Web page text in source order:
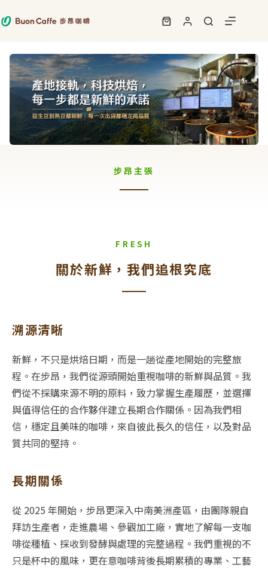
至
購
車
步昂主張
FRESH
關於新鮮，我們追根究底
溯源清晰
新鮮，不只是烘焙日期，而是一趟從產地開始的完整旅
程。在步昂，我們從源頭開始重視咖啡的新鮮與品質。我
們從不採購來源不明的原料，致力掌握生產履歷，並選擇
與值得信任的合作夥伴建立長期合作關係。因為我們相
信，穩定且美味的咖啡，來自彼此長久的信任，以及對品
質共同的堅持。
長期關係
從 2025 年開始，步昂更深入中南美洲產區，由團隊親自
拜訪生產者，走進農場、參觀加工廠，實地了解每一支咖
啡從種植、採收到發酵與處理的完整過程。我們重視的不
只是杯中的風味，更在意咖啡背後長期累積的專業、工藝